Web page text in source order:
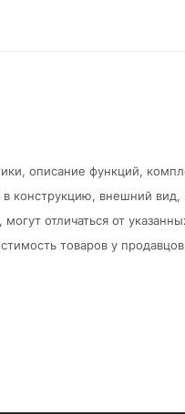
описание функций,
в конструкцию, внешний
отличаться от
товаров у